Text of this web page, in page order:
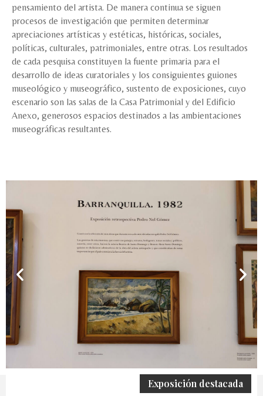
pensamiento del artista. De manera continua se siguen
procesos de investigación que permiten determinar
apreciaciones artísticas y estéticas, históricas, sociales,
políticas, culturales, patrimoniales, entre otras. Los resultados
de cada pesquisa constituyen la fuente primaria para el
desarrollo de ideas curatoriales y los consiguientes guiones
museológico y museográfico, sustento de exposiciones, cuyo
escenario son las salas de la Casa Patrimonial y del Edificio
Anexo, generosos espacios destinados a las ambientaciones
museográficas resultantes.
Exposición destacada